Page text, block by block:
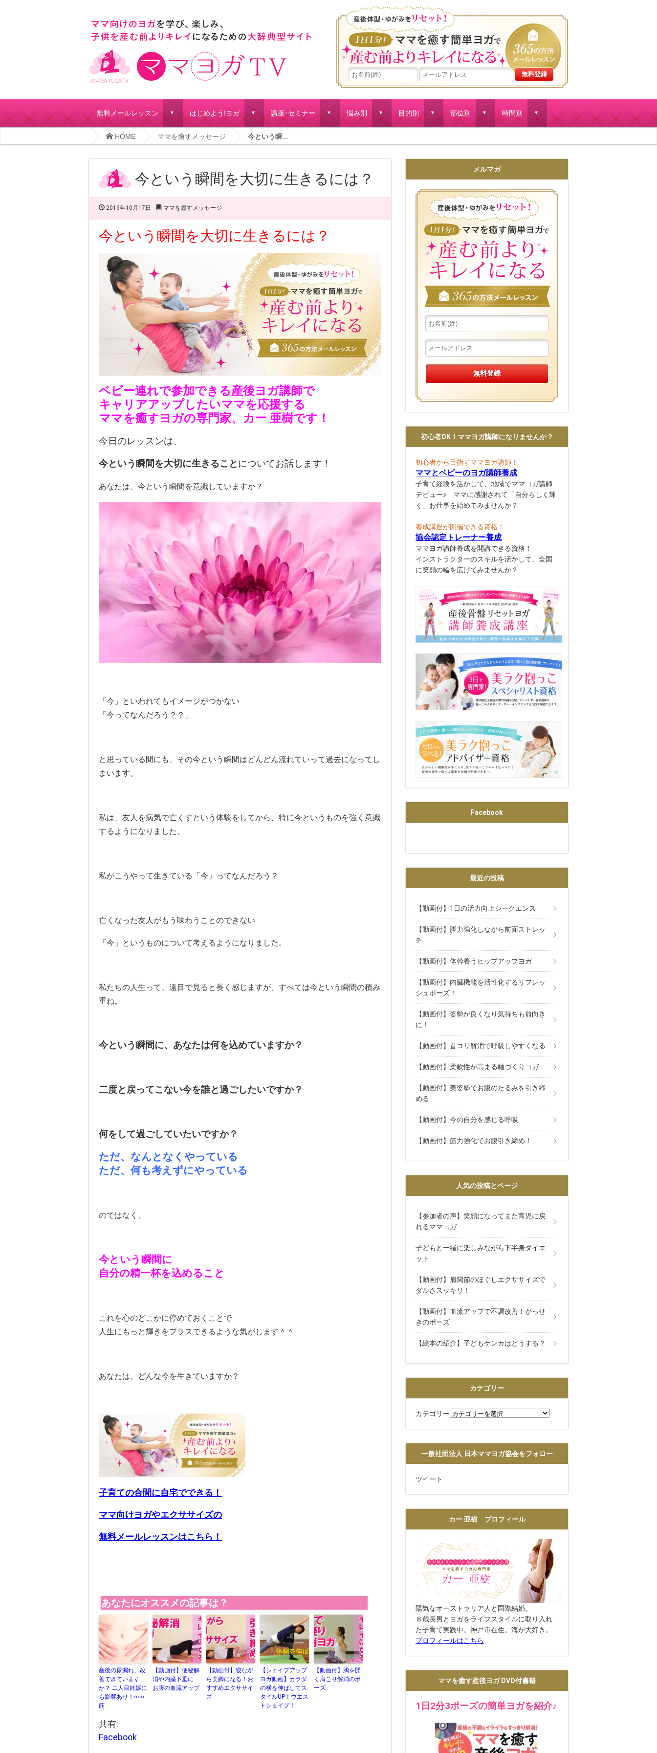
無料メールレッスン d はじめよう!ヨガ d 講座･セミナー d 悩み別 d 目的別 d 部位別 d 時間別 d
HOME ママを癒すメッセージ 今という瞬...
今という瞬間を大切に生きるには？
2019年10月17日 ママを癒すメッセージ
今という瞬間を大切に生きるには？
ベビー連れで参加できる産後ヨガ講師で
キャリアアップしたいママを応援する
ママを癒すヨガの専門家、カー 亜樹です！
今日のレッスンは、
今という瞬間を大切に生きることについてお話します！
あなたは、今という瞬間を意識していますか？
「今」といわれてもイメージがつかない
「今ってなんだろう？？」
と思っている間にも、その今という瞬間はどんどん流れていって過去になって し
まいます。
私は、友人を病気で亡くすという体験を してから、特に今というものを強く意識
するようになりました。
私がこうやって生きている「今」ってなんだろう？
亡くなった友人がもう味わうことのできない
「今」というものについて考えるようになりました。
私たちの人生って、遠目で見ると長く 感じますが、すべては今という瞬間の積み
重ね。
今という瞬間に、あなたは何を込めていますか？
二度と戻ってこない今を誰と過ごしたいですか？
何をして過ごしていたいですか？
ただ、なんとなくやっている
ただ、何も考えずにやっている
のではなく、
今という瞬間に
自分の精一杯を込めること
これを心のどこかに停めておくことで
人生にもっと輝きをプラスできるような気がします＾＾
あなたは、どんな今を生きていますか？
子育ての合間に自宅でできる！
ママ向けヨガやエクササイズの
無料メールレッスンはこちら！
あなたにオススメの記事は？
産後の尿漏れ、改
善できています
か？ 二人目妊娠に
も影響あり！○○○
筋
【動画付】便秘解
消や内臓下垂に
お腹の血流アップ
【動画付】寝なが
ら美脚になる！お
すすめエクササイ
ズ
【シェイプアップ
ヨガ動画】カラダ
の横を伸ばしてス
タイルUP！ウエス
トシェイプ！
【動画付】胸を開
く肩こり解消のポ
ーズ
共有:
Facebook
メルマガ
初心者OK！ママヨガ講師になりませんか？
初心者から目指すママヨガ講師！
ママとベビーのヨガ講師養成
子育て経験を活かして、地域でママヨガ講師
デビュー♪ ママに感謝されて「自分らしく輝
く」お仕事を始めてみませんか？
養成講座が開催できる資格！
協会認定トレーナー養成
ママヨガ講師養成を開講できる資格！
インストラクターのスキルを活かして、全国
に笑顔の輪を広げてみませんか？
Facebook
最近の投稿
【動画付】1日の活力向上シークエンス
【動画付】脚力強化しながら前面ストレッ
チ
【動画付】体幹養うヒップアップヨガ
【動画付】内臓機能を活性化するリフレッ
シュポーズ！
【動画付】姿勢が良くなり気持ちも前向き
に！
【動画付】首コリ解消で呼吸しやすくなる
【動画付】柔軟性が高まる軸づくりヨガ
【動画付】美姿勢でお腹のたるみを引き締
める
【動画付】今の自分を感じる呼吸
【動画付】筋力強化でお腹引き締め！
人気の投稿とページ
【参加者の声】笑顔になってまた育児に戻
れるママヨガ
子どもと一緒に楽しみながら下半身ダイエ
ット
【動画付】肩関節のほぐしエクササイズで
ダルさスッキリ！
【動画付】血流アップで不調改善！がっせ
きのポーズ
【絵本の紹介】子どもケンカはどうする？
カテゴリー
カテゴリー
一般社団法人 日本ママヨガ協会をフォロー
ツイート
カー 亜樹 プロフィール
陽気なオーストラリア人と国際結婚。
８歳長男とヨガをライフスタイルに取り入れ
た子育て実践中。神戸市在住。海が大好き。
プロフィールはこちら
ママを癒す産後ヨガ DVD付書籍
1日2分3ポーズの簡単ヨガを紹介♪